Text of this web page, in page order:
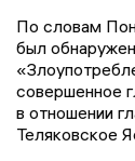
По словам
был
совершенное
в отношении
Теляковское